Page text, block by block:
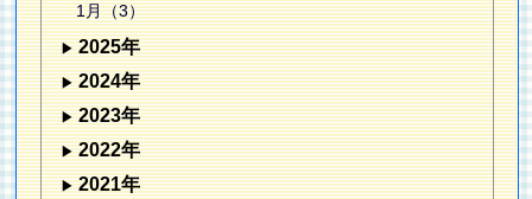
1月（3）
2025年
2024年
2023年
2022年
2021年